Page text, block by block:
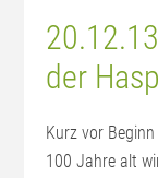
der
Kurz vor
100 Jahre alt